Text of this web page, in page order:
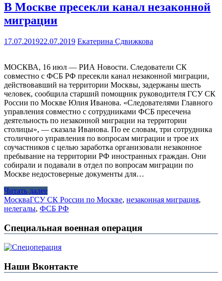
В Москве пресекли канал незаконной
миграции
17.07.201922.07.2019 Екатерина Сдвижкова
МОСКВА, 16 июл — РИА Новости. Следователи СК
совместно с ФСБ РФ пресекли канал незаконной миграции,
действовавший на территории Москвы, задержаны шесть
человек, сообщила старший помощник руководителя ГСУ СК
России по Москве Юлия Иванова. «Следователями Главного
управления совместно с сотрудниками ФСБ пресечена
деятельность по незаконной миграции на территории
столицы», — сказала Иванова. По ее словам, три сотрудника
столичного управления по вопросам миграции и трое их
соучастников с целью заработка организовали незаконное
пребывание на территории РФ иностранных граждан. Они
собирали и подавали в отдел по вопросам миграции по
Москве недостоверные документы для…
Читать далее
МоскваГСУ СК России по Москве, незаконная миграция,
нелегалы, ФСБ РФ
Специальная военная операция
Наши Вконтакте